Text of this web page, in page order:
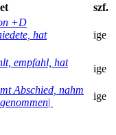
szf.
+D
hat
ige
empfahl, hat
ige
Abschied, nahm
|
ige